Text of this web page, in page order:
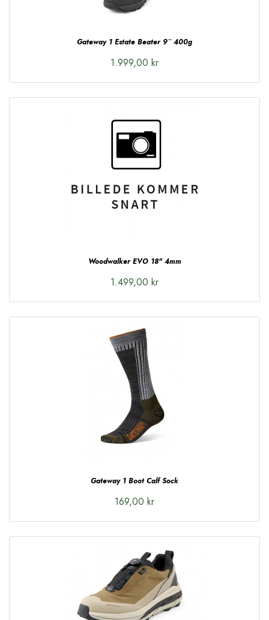
Gateway 1 Estate Beater 9¨ 400g
1.999,00 kr
Woodwalker EVO 18" 4mm
1.499,00 kr
Gateway 1 Boot Calf Sock
169,00 kr